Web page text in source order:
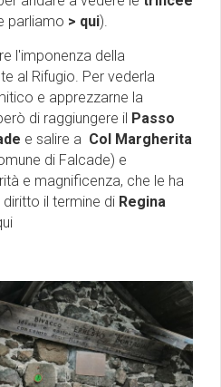
parliamo > qui).
l'imponenza della
al Rifugio. Per vederla
e apprezzarne la
di raggiungere il Passo
e salire a Col Margherita
di Falcade) e
e magnificenza, che le ha
il termine di Regina